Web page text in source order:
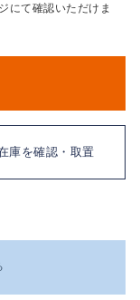
にて確認いただけま
庫を確認・取置